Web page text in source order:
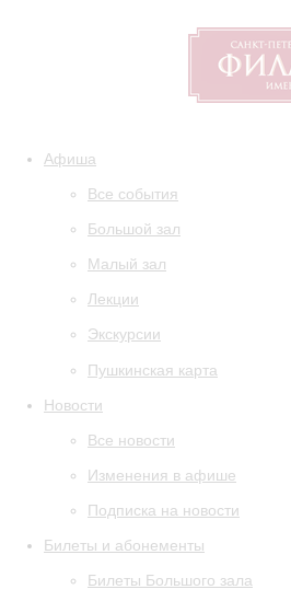
Афиша
Все события
Большой зал
Малый зал
Лекции
Экскурсии
Пушкинская карта
Новости
Все новости
Изменения в афише
Подписка на новости
Билеты и абонементы
Билеты Большого зала